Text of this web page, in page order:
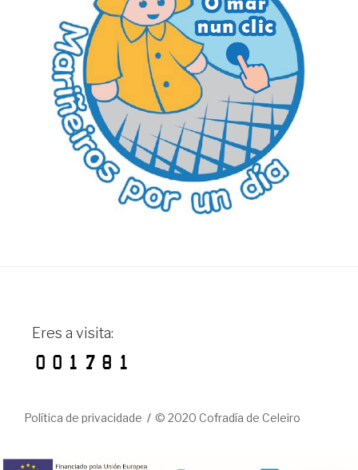
Eres a visita:
Política de privacidade © 2020 Cofradía de Celeiro